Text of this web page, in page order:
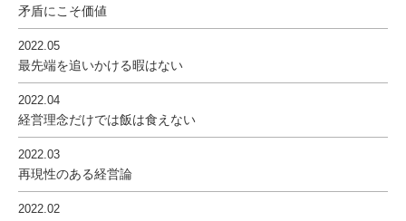
矛盾にこそ価値
2022.05
最先端を追いかける暇はない
2022.04
経営理念だけでは飯は食えない
2022.03
再現性のある経営論
2022.02